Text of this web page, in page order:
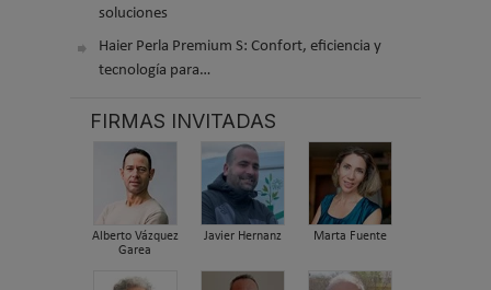
soluciones
Haier Perla Premium S: Confort, eficiencia y
tecnología para…
FIRMAS INVITADAS
Alberto Vázquez
Garea
Javier Hernanz Marta Fuente